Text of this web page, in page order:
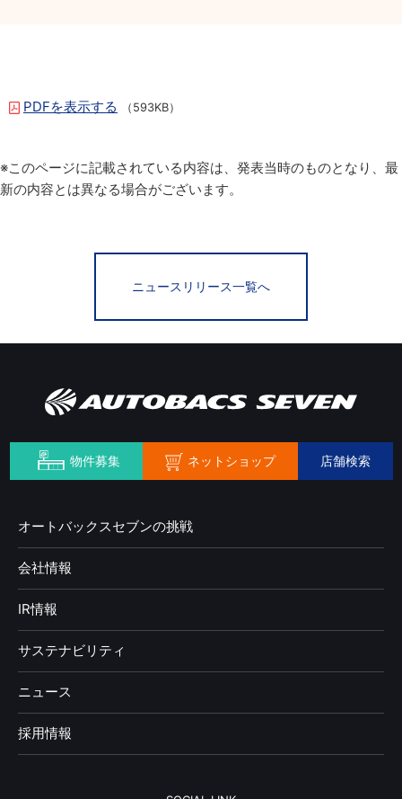
PDFを表示する （593KB）
※このページに記載されている内容は、発表当時のものとなり、最
新の内容とは異なる場合がございます。
ニュースリリース一覧へ
物件募集 ネットショップ 店舗検索
オートバックスセブンの挑戦
会社情報
IR情報
サステナビリティ
ニュース
採用情報